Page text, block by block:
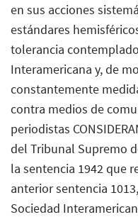
en sus acciones
estándares
tolerancia
Interamericana y, de
constantemente
contra medios de
periodistas
del Tribunal Supremo
la sentencia 1942 que
anterior sentencia
Sociedad